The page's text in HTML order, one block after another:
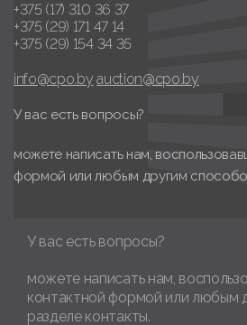
+375 (17) 310 36 37
+375 (29) 171 47 14
+375 (29) 154 34 35
info@cpo.by auction@cpo.by
У вас есть вопросы?
можете написать нам,
формой или любым другим
У вас есть вопросы?
можете написать нам,
контактной формой или любым
разделе контакты.